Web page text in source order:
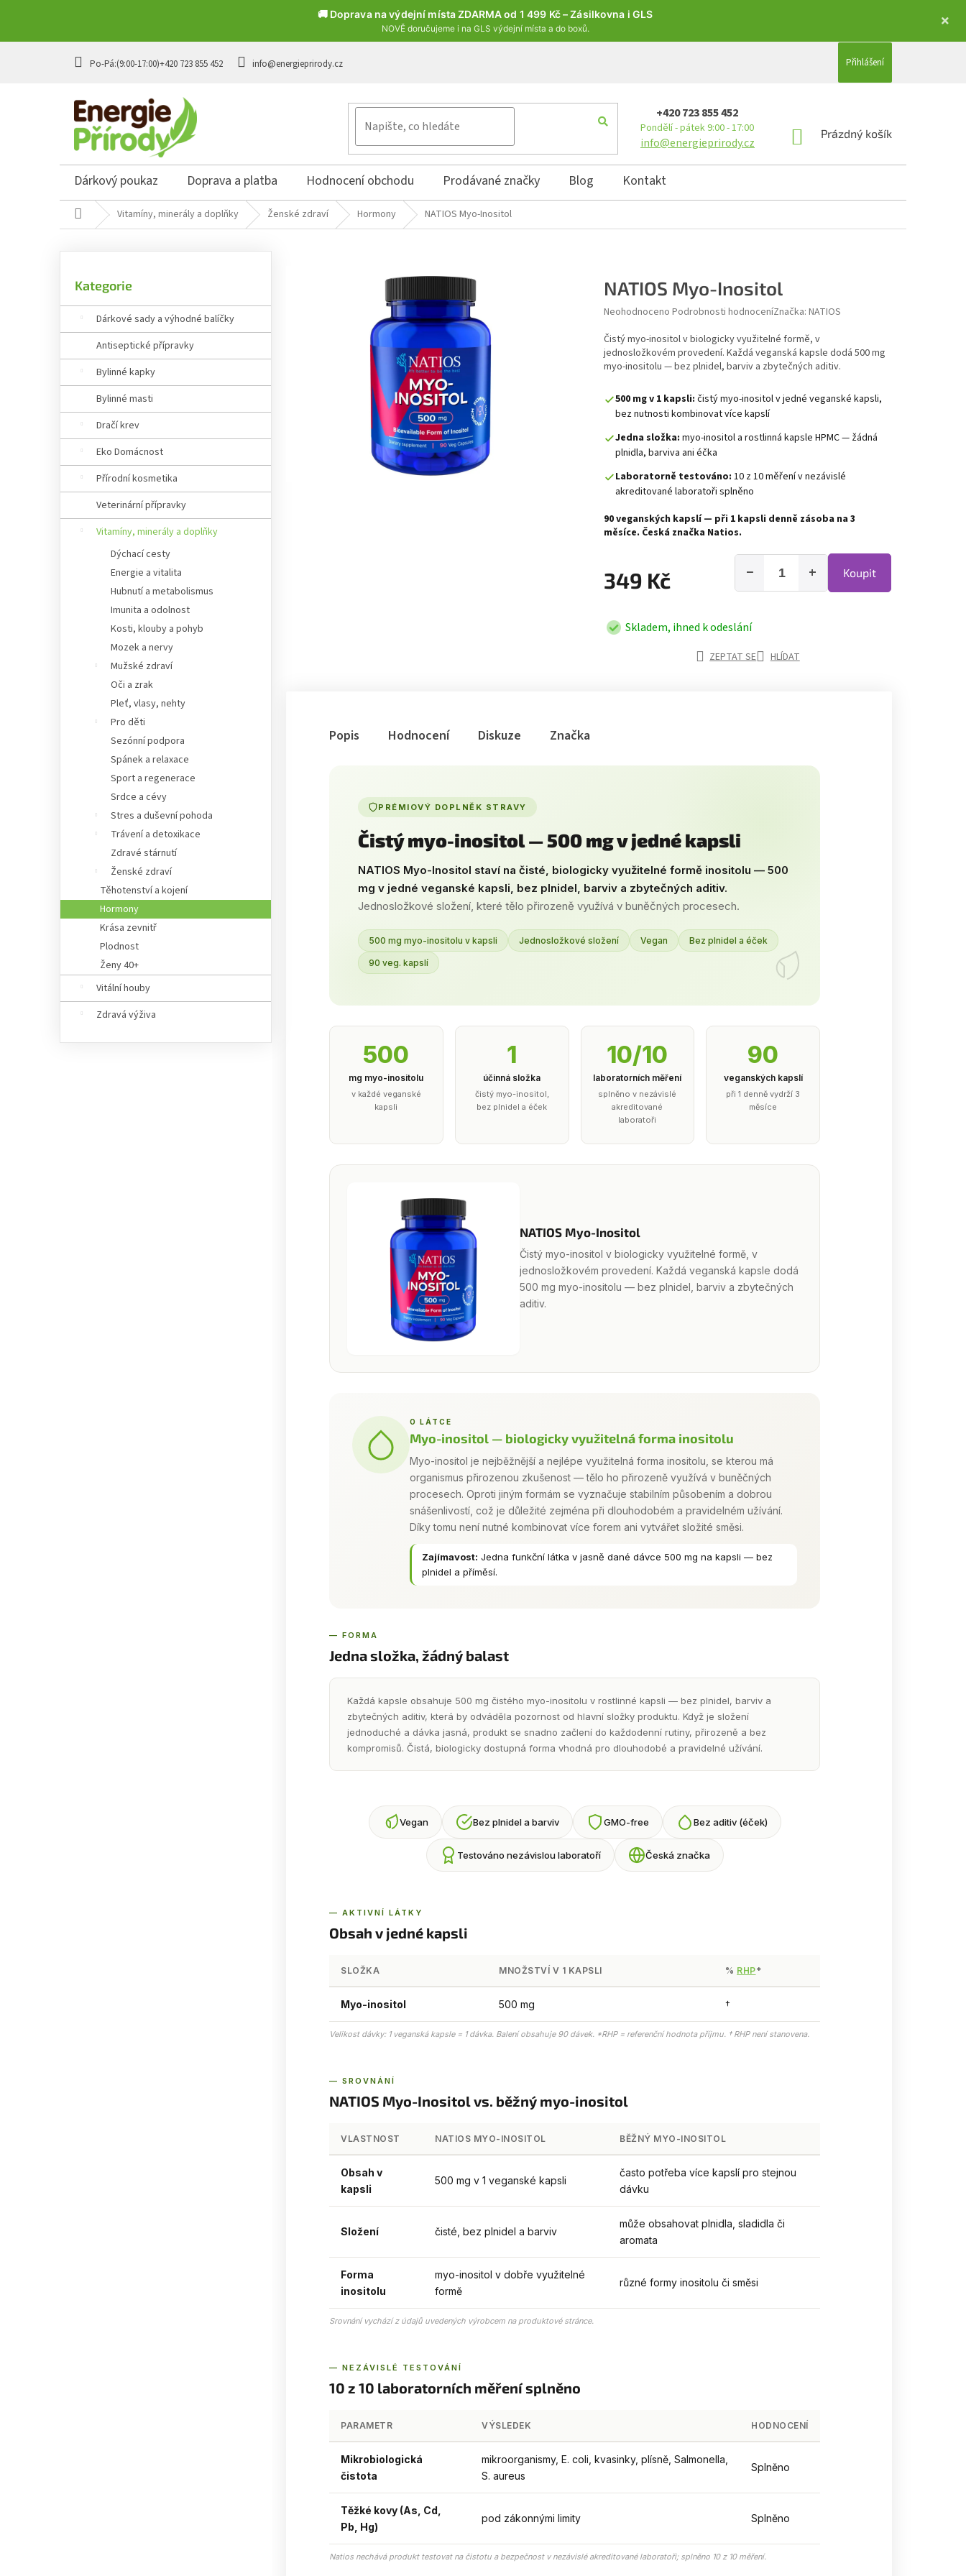
🚚 Doprava na výdejní místa ZDARMA od 1 499 Kč – Zásilkovna i GLS
NOVĚ doručujeme i na GLS výdejní místa a do boxů.
+420 723 855 452 info@energieprirody.cz Přihlášení
+420 723 855 452
Pondělí - pátek 9:00 - 17:00
info@energieprirody.cz
NÁKUPNÍ KOŠÍK
Prázdný košík
Dárkový poukaz Doprava a platba Hodnocení obchodu Prodávané značky Blog Kontakt
Domů Vitamíny, minerály a doplňky Ženské zdraví Hormony NATIOS Myo-Inositol
Kategorie
Dárkové sady a výhodné balíčky
Antiseptické přípravky
Bylinné kapky
Bylinné masti
Dračí krev
Eko Domácnost
Přírodní kosmetika
Veterinární přípravky
Vitamíny, minerály a doplňky
Dýchací cesty
Energie a vitalita
Hubnutí a metabolismus
Imunita a odolnost
Kosti, klouby a pohyb
Mozek a nervy
Mužské zdraví
Oči a zrak
Pleť, vlasy, nehty
Pro děti
Sezónní podpora
Spánek a relaxace
Sport a regenerace
Srdce a cévy
Stres a duševní pohoda
Trávení a detoxikace
Zdravé stárnutí
Ženské zdraví
Těhotenství a kojení
Hormony
Krása zevnitř
Plodnost
Ženy 40+
Vitální houby
Zdravá výživa
NATIOS Myo-Inositol
Průměrné hodnocení produktu je 0,0 z 5 hvězdiček.
Neohodnoceno Podrobnosti hodnoceníZnačka: NATIOS
Čistý myo-inositol v biologicky využitelné formě, v
jednosložkovém provedení. Každá veganská kapsle dodá 500 mg
myo-inositolu — bez plnidel, barviv a zbytečných aditiv.
500 mg v 1 kapsli: čistý myo-inositol v jedné veganské kapsli,
bez nutnosti kombinovat více kapslí
Jedna složka: myo-inositol a rostlinná kapsle HPMC — žádná
plnidla, barviva ani éčka
Laboratorně testováno: 10 z 10 měření v nezávislé
akreditované laboratoři splněno
90 veganských kapslí — při 1 kapsli denně zásoba na 3
měsíce. Česká značka Natios.
349 Kč +
− Koupit
Skladem, ihned k odeslání
ZEPTAT SE HLÍDAT
Popis Hodnocení Diskuze Značka
PRÉMIOVÝ DOPLNĚK STRAVY
Čistý myo-inositol — 500 mg v jedné kapsli
NATIOS Myo-Inositol staví na čisté, biologicky využitelné formě inositolu — 500
mg v jedné veganské kapsli, bez plnidel, barviv a zbytečných aditiv.
Jednosložkové složení, které tělo přirozeně využívá v buněčných procesech.
500 mg myo-inositolu v kapsli Jednosložkové složení Vegan Bez plnidel a éček
90 veg. kapslí
500
mg myo-inositolu
v každé veganské
kapsli
1
účinná složka
čistý myo-inositol,
bez plnidel a éček
10/10
laboratorních měření
splněno v nezávislé
akreditované
laboratoři
90
veganských kapslí
při 1 denně vydrží 3
měsíce
NATIOS Myo-Inositol
Čistý myo-inositol v biologicky využitelné formě, v
jednosložkovém provedení. Každá veganská kapsle dodá
500 mg myo-inositolu — bez plnidel, barviv a zbytečných
aditiv.
O LÁTCE
Myo-inositol — biologicky využitelná forma inositolu
Myo-inositol je nejběžnější a nejlépe využitelná forma inositolu, se kterou má
organismus přirozenou zkušenost — tělo ho přirozeně využívá v buněčných
procesech. Oproti jiným formám se vyznačuje stabilním působením a dobrou
snášenlivostí, což je důležité zejména při dlouhodobém a pravidelném užívání.
Díky tomu není nutné kombinovat více forem ani vytvářet složité směsi.
Zajímavost: Jedna funkční látka v jasně dané dávce 500 mg na kapsli — bez
plnidel a příměsí.
— FORMA
Jedna složka, žádný balast
Každá kapsle obsahuje 500 mg čistého myo-inositolu v rostlinné kapsli — bez plnidel, barviv a
zbytečných aditiv, která by odváděla pozornost od hlavní složky produktu. Když je složení
jednoduché a dávka jasná, produkt se snadno začlení do každodenní rutiny, přirozeně a bez
kompromisů. Čistá, biologicky dostupná forma vhodná pro dlouhodobé a pravidelné užívání.
Vegan Bez plnidel a barviv GMO-free Bez aditiv (éček)
Testováno nezávislou laboratoří Česká značka
— AKTIVNÍ LÁTKY
Obsah v jedné kapsli
SLOŽKA MNOŽSTVÍ V 1 KAPSLI % RHP*
Myo-inositol 500 mg †
Velikost dávky: 1 veganská kapsle = 1 dávka. Balení obsahuje 90 dávek. *RHP = referenční hodnota příjmu. † RHP není stanovena.
— SROVNÁNÍ
NATIOS Myo-Inositol vs. běžný myo-inositol
VLASTNOST NATIOS MYO-INOSITOL BĚŽNÝ MYO-INOSITOL
Obsah v
kapsli
500 mg v 1 veganské kapsli
často potřeba více kapslí pro stejnou
dávku
Složení čisté, bez plnidel a barviv
může obsahovat plnidla, sladidla či
aromata
Forma
inositolu
myo-inositol v dobře využitelné
formě
různé formy inositolu či směsi
Srovnání vychází z údajů uvedených výrobcem na produktové stránce.
— NEZÁVISLÉ TESTOVÁNÍ
10 z 10 laboratorních měření splněno
PARAMETR VÝSLEDEK HODNOCENÍ
Mikrobiologická
čistota
mikroorganismy, E. coli, kvasinky, plísně, Salmonella,
S. aureus
Splněno
Těžké kovy (As, Cd,
Pb, Hg)
pod zákonnými limity Splněno
Natios nechává produkt testovat na čistotu a bezpečnost v nezávislé akreditované laboratoři; splněno 10 z 10 měření.